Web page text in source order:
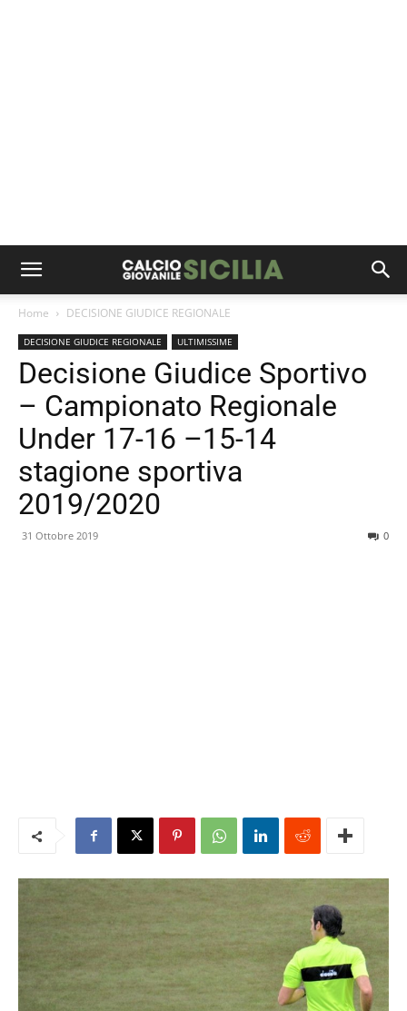
Home DECISIONE GIUDICE REGIONALE
DECISIONE GIUDICE REGIONALE ULTIMISSIME
Decisione Giudice Sportivo
– Campionato Regionale
Under 17-16 –15-14
stagione sportiva
2019/2020
31 Ottobre 2019 0